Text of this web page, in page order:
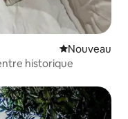
Nouvel
Nouveau
historique